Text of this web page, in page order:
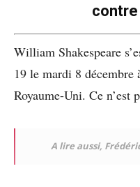
contre
William Shakespeare
19 le mardi 8 décembre
Royaume-Uni. Ce n’est
A lire aussi,